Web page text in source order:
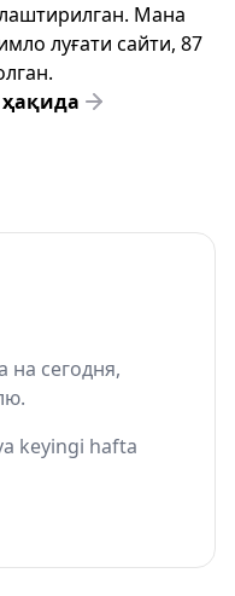
Мана
луғати сайти, 87
сегодня,
keyingi hafta